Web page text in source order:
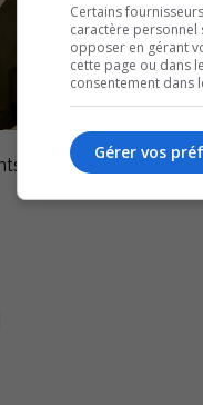
qu’il a réalisés la
Certains
caractère personnel
opposer en gérant
cette page ou dans
consentement dans
Gérer vos